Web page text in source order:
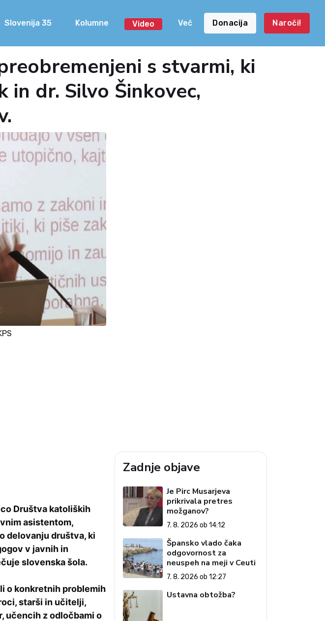
Slovenija 35 Kolumne Video Več Donacija Naroči!
s stvarmi, ki
in dr. Silvo Šinkovec,
Društva katoliških
asistentom,
delovanju društva, ki
v javnih in
slovenska šola.
o konkretnih problemih
starši in učitelji,
učencih z odločbami o
Zadnje objave
Je Pirc Musarjeva
prikrivala pretres
možganov?
7. 8. 2026 ob 14:12
Špansko vlado čaka
odgovornost za
neuspeh na meji v Ceuti
7. 8. 2026 ob 12:27
Ustavna obtožba?